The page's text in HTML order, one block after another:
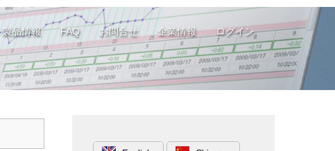
製品情報 FAQ お問合せ 企業情報 ログイン